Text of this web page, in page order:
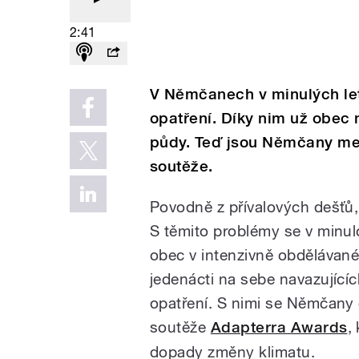
2:41
V Němčanech v minulých
opatření. Díky nim už obec
půdy. Teď jsou Němčany
soutěže.
Povodně z přívalových
S těmito problémy se v
obec v intenzivně
jedenácti na sebe
opatření. S nimi se
soutěže Adapterra Awards,
dopady změny klimatu.